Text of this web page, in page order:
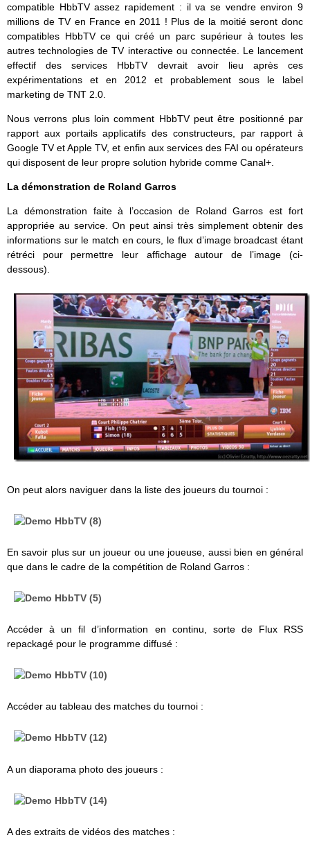
compatible HbbTV assez rapidement : il va se vendre environ 9
millions de TV en France en 2011 ! Plus de la moitié seront donc
compatibles HbbTV ce qui créé un parc supérieur à toutes les
autres technologies de TV interactive ou connectée. Le lancement
effectif des services HbbTV devrait avoir lieu après ces
expérimentations et en 2012 et probablement sous le label
marketing de TNT 2.0.
Nous verrons plus loin comment HbbTV peut être positionné par
rapport aux portails applicatifs des constructeurs, par rapport à
Google TV et Apple TV, et enfin aux services des FAI ou opérateurs
qui disposent de leur propre solution hybride comme Canal+.
La démonstration de Roland Garros
La démonstration faite à l’occasion de Roland Garros est fort
appropriée au service. On peut ainsi très simplement obtenir des
informations sur le match en cours, le flux d’image broadcast étant
rétréci pour permettre leur affichage autour de l’image (ci-
dessous).
On peut alors naviguer dans la liste des joueurs du tournoi :
En savoir plus sur un joueur ou une joueuse, aussi bien en général
que dans le cadre de la compétition de Roland Garros :
Accéder à un fil d’information en continu, sorte de Flux RSS
repackagé pour le programme diffusé :
Accéder au tableau des matches du tournoi :
A un diaporama photo des joueurs :
A des extraits de vidéos des matches :